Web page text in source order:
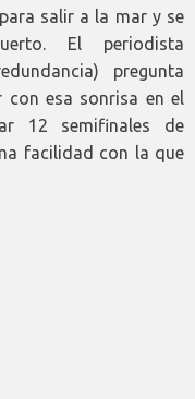
salir a la mar y se
El periodista
pregunta
con esa sonrisa en el
12 semifinales de
facilidad con la que